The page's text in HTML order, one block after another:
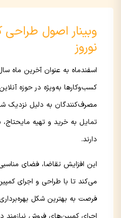
وبینار اصول
نوروز
اسفندماه به عنوان آخرین ماه
کسب‌وکارها به‌ویژه در حوزه
مصرف‌کنندگان به دلیل نزدیک
تمایل به خرید و تهیه مایحتاج،
دارند.
این افزایش تقاضا، فضای
می‌کند تا با طراحی و اجرای
فرصت به بهترین شکل بهره‌برداری